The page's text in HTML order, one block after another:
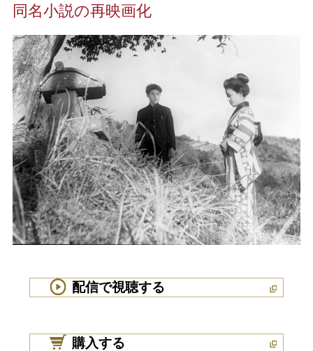
同名小説の再映画化
配信で視聴する
購入する